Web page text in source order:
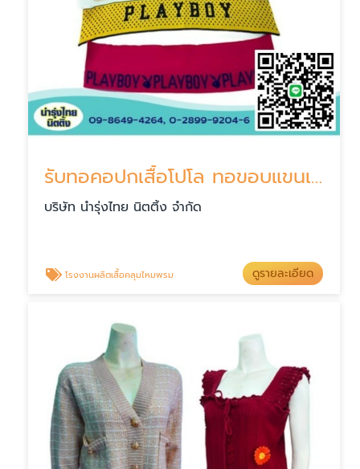
รับทอคอปกเสื้อโปโล ทอขอบแขนเสื้อ ทอชายเสื้อ
บริษัท นำรุ่งไทย นิตติ้ง จำกัด
โรงงานผลิตเสื้อคลุมไหมพรม ดูรายละเอียด